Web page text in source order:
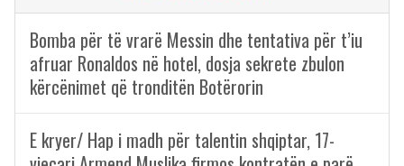
Bomba për të vrarë Messin dhe tentativa për t’iu
afruar Ronaldos në hotel, dosja sekrete zbulon
kërcënimet që tronditën Botërorin
E kryer/ Hap i madh për talentin shqiptar, 17-